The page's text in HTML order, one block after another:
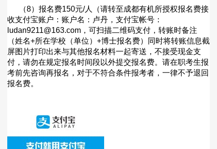
（8）报名费150元/人（请转至成都有机所授权报名费接
收支付宝账户：账户名：卢丹，支付宝帐号：
ludan9211@163.com ，可扫描二维码支付，转账时备注
（姓名+所在学校（单位） +博士报名费）同时将转账信息截
屏图片打印出来与其他报名材料一起寄送，不接受现金支
付，请勿在规定报名时间段以外提交报名费。请在职考生报
考前先咨询再报名，对于不符合条件报考者，一律不予退回
报名费。